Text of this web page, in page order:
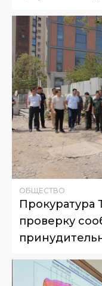
ОБЩЕСТВО
Прокуратура
проверку